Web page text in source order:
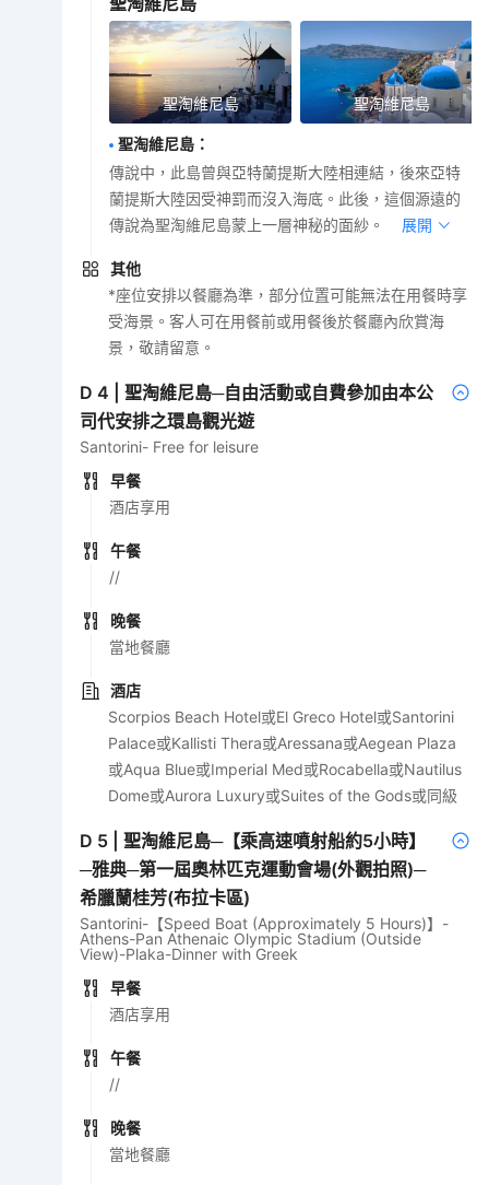
聖淘維尼島 聖淘維尼島
聖淘維尼島 ：
傳說中，此島曾與亞特蘭提斯大陸相連結，後來亞特
蘭提斯大陸因受神罰而沒入海底。此後，這個源遠的
傳說為聖淘維尼島蒙上一層神秘的面紗。
展開
其他
*座位安排以餐廳為準，部分位置可能無法在用餐時享
受海景。客人可在用餐前或用餐後於餐廳內欣賞海
景，敬請留意。
D4 |聖淘維尼島─自由活動或自費參加由本公
司代安排之環島觀光遊
Santorini- Free for leisure
早餐
酒店享用
午餐
//
晚餐
當地餐廳
酒店
Scorpios Beach Hotel或El Greco Hotel或Santorini
Palace或Kallisti Thera或Aressana或Aegean Plaza
或Aqua Blue或Imperial Med或Rocabella或Nautilus
Dome或Aurora Luxury或Suites of the Gods或同級
D 5 |聖淘維尼島─【乘高速噴射船約5小時】
─雅典─第一屆奧林匹克運動會場(外觀拍照)─
希臘蘭桂芳(布拉卡區)
Santorini-【Speed Boat (Approximately 5 Hours)】-
Athens-Pan Athenaic Olympic Stadium (Outside
View)-Plaka-Dinner with Greek
早餐
酒店享用
午餐
//
晚餐
當地餐廳